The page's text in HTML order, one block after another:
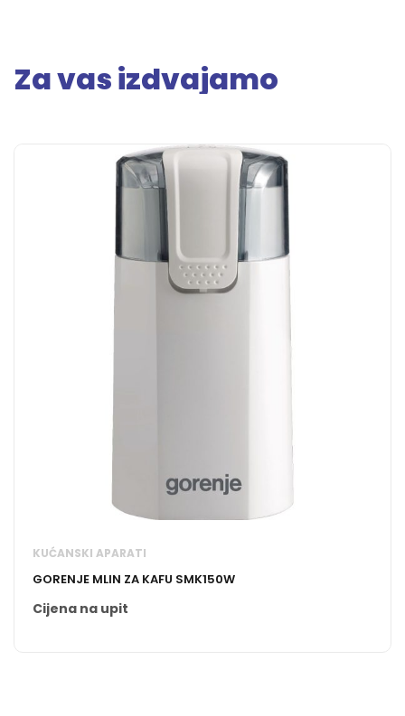
Za vas izdvajamo
KUĆANSKI APARATI
GORENJE MLIN ZA KAFU SMK150W
Cijena na upit